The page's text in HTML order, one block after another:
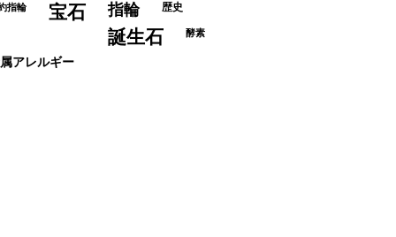
指輪 宝石 指輪 歴史
誕生石 酵素
アレルギー